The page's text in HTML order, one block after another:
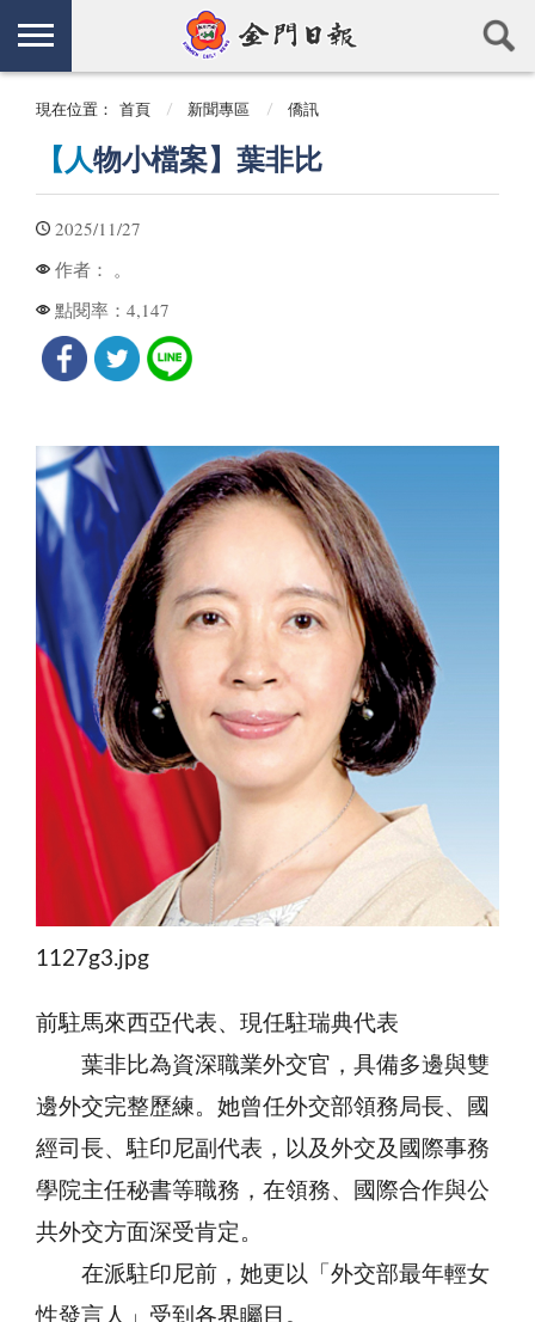
現在位置： 首頁 新聞專區 僑訊
【人物小檔案】葉非比
2025/11/27
作者： 。
點閱率： 4,147
1127g3.jpg
前駐馬來西亞代表、現任駐瑞典代表
葉非比為資深職業外交官，具備多邊與雙
邊外交完整歷練。她曾任外交部領務局長、國
經司長、駐印尼副代表，以及外交及國際事務
學院主任秘書等職務，在領務、國際合作與公
共外交方面深受肯定。
在派駐印尼前，她更以「外交部最年輕女
性發言人」受到各界矚目。